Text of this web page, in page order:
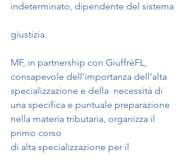
indeterminato, dipendente del sistema
giustizia.
MF, in partnership con GiuffrèFL,
consapevole dell’importanza dell’alta
specializzazione e della  necessità di
una specifica e puntuale preparazione
nella materia tributaria, organizza il
primo corso
di alta specializzazione per il